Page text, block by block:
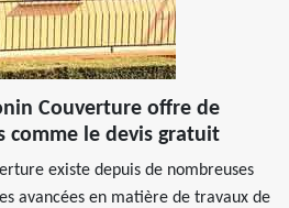
Couverture offre de
comme le devis gratuit
existe depuis de nombreuses
avancées en matière de travaux de